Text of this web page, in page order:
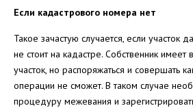
Если кадастрового номера нет
Такое зачастую случается, если участок
не стоит на кадастре. Собственник имеет
участок, но распоряжаться и совершать
операции не сможет. В таком случае
процедуру межевания и